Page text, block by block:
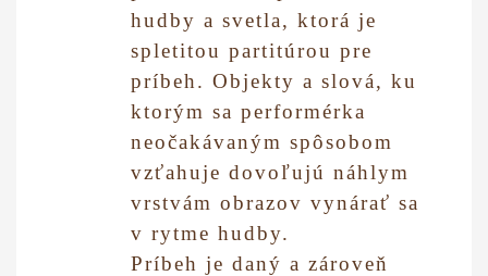
hudby a svetla, ktorá je
spletitou partitúrou pre
príbeh. Objekty a slová, ku
ktorým sa performérka
neočakávaným spôsobom
vzťahuje dovoľujú náhlym
vrstvám obrazov vynárať sa
v rytme hudby.
Príbeh je daný a zároveň